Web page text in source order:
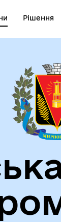
Рішення
громади